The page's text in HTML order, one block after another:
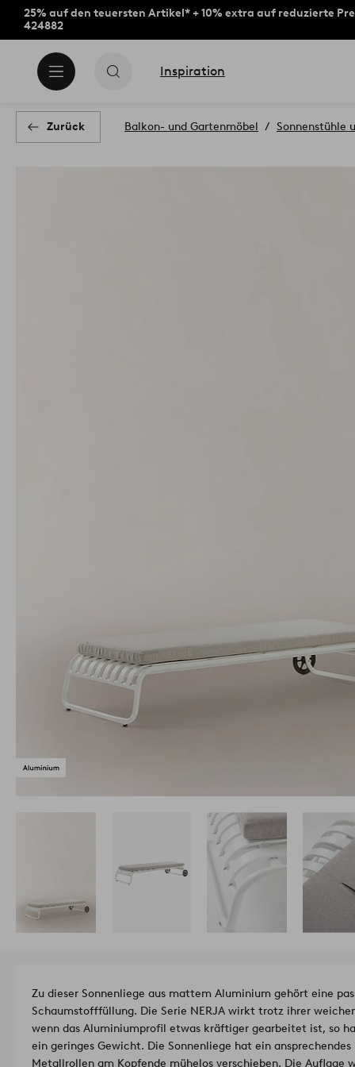
25% auf den teuersten Artikel* + 10% extra auf reduzierte
424882
Inspiration
Zurück Balkon- und Gartenmöbel Sonnenstühle
Zu dieser Sonnenliege aus mattem Aluminium gehört eine
Schaumstofffüllung. Die Serie NERJA wirkt trotz ihrer
wenn das Aluminiumprofil etwas kräftiger gearbeitet ist, so
ein geringes Gewicht. Die Sonnenliege hat ein
Metallrollen am Kopfende mühelos verschieben. Die